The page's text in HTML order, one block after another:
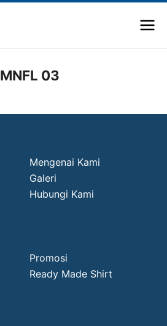
MNFL 03
Mengenai Kami
Galeri
Hubungi Kami
Promosi
Ready Made Shirt